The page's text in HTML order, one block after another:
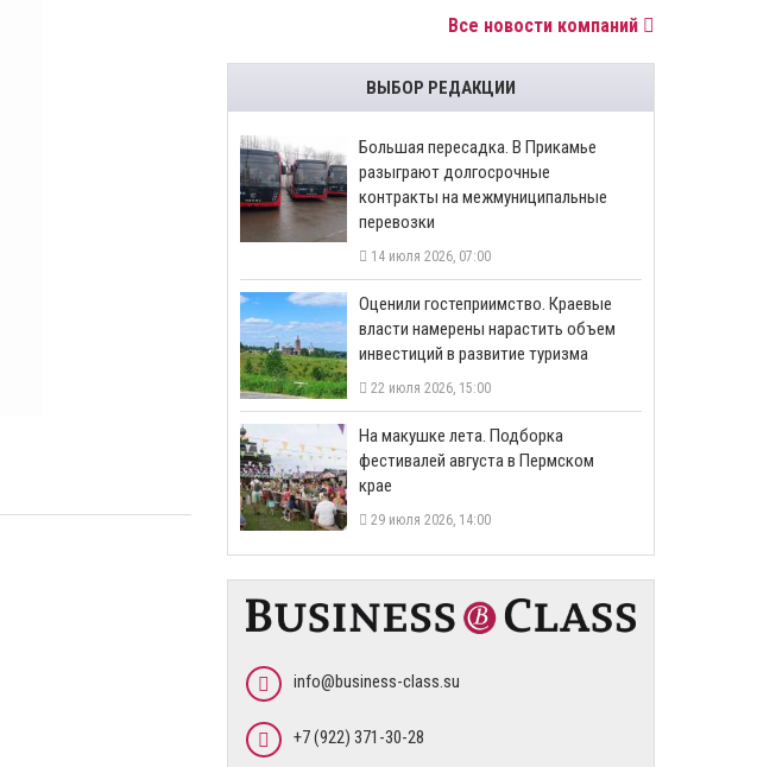
Все новости компаний
ВЫБОР РЕДАКЦИИ
Большая пересадка. В Прикамье
разыграют долгосрочные
контракты на межмуниципальные
перевозки
14 июля 2026, 07:00
Оценили гостеприимство. Краевые
власти намерены нарастить объем
инвестиций в развитие туризма
22 июля 2026, 15:00
На макушке лета. Подборка
фестивалей августа в Пермском
крае
29 июля 2026, 14:00
info@business-class.su
+7 (922) 371-30-28